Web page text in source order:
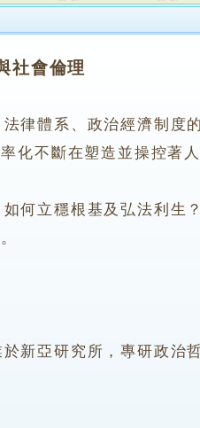
社會倫理
律體系、政治經濟制度
化不斷在塑造並操控著
立穩根基及弘法利生
亞研究所，專研政治